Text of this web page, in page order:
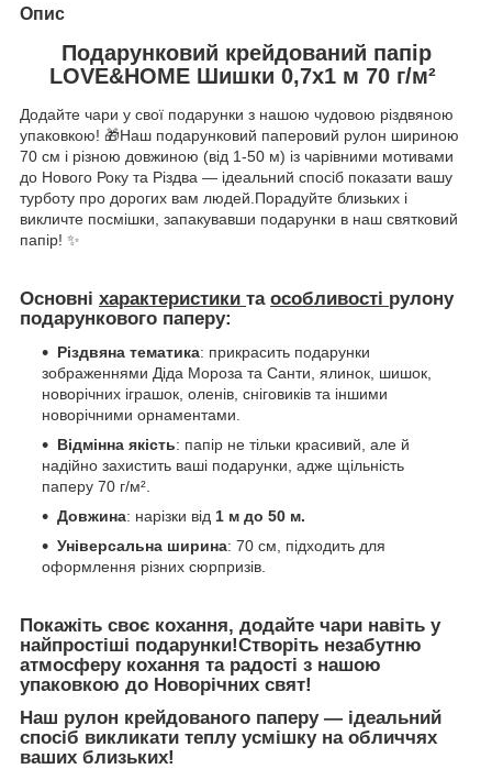
Опис
Подарунковий крейдований папір
LOVE&HOME Шишки 0,7х1 м 70 г/м²
Додайте чари у свої подарунки з нашою чудовою різдвяною
упаковкою! 🎁Наш подарунковий паперовий рулон шириною
70 см і різною довжиною (від 1-50 м) із чарівними мотивами
до Нового Року та Різдва — ідеальний спосіб показати вашу
турботу про дорогих вам людей.Порадуйте близьких і
викличте посмішки, запакувавши подарунки в наш святковий
папір! ✨
Основні характеристики та особливості рулону
подарункового паперу:
Різдвяна тематика: прикрасить подарунки
зображеннями Діда Мороза та Санти, ялинок, шишок,
новорічних іграшок, оленів, сніговиків та іншими
новорічними орнаментами.
Відмінна якість: папір не тільки красивий, але й
надійно захистить ваші подарунки, адже щільність
паперу 70 г/м².
Довжина: нарізки від 1 м до 50 м.
Універсальна ширина: 70 см, підходить для
оформлення різних сюрпризів.
Покажіть своє кохання, додайте чари навіть у
найпростіші подарунки!Створіть незабутню
атмосферу кохання та радості з нашою
упаковкою до Новорічних свят!
Наш рулон крейдованого паперу — ідеальний
спосіб викликати теплу усмішку на обличчях
ваших близьких!